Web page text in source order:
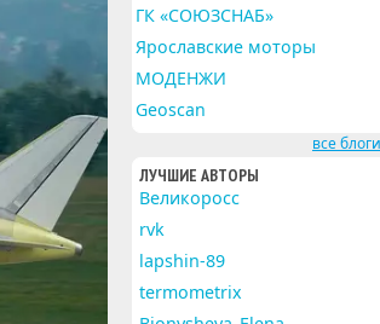
ГК «СОЮЗСНАБ»
Ярославские моторы
МОДЕНЖИ
Geoscan
все
ЛУЧШИЕ АВТОРЫ
Великоросс
rvk
lapshin-89
termometrix